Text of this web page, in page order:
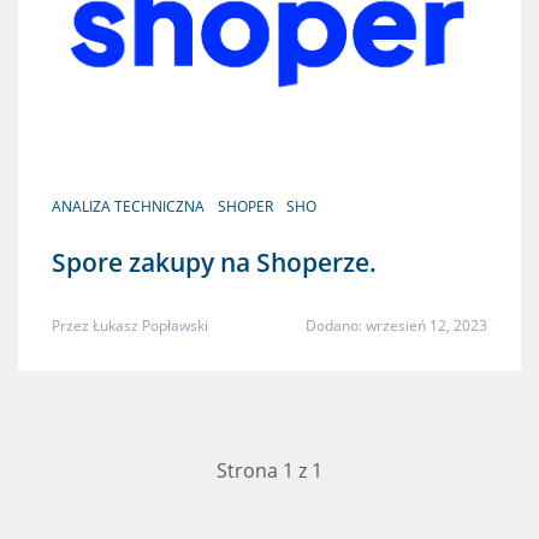
ANALIZA TECHNICZNA SHOPER SHO
Spore zakupy na Shoperze.
Przez Łukasz Popławski Dodano: wrzesień 12, 2023
Strona 1 z 1